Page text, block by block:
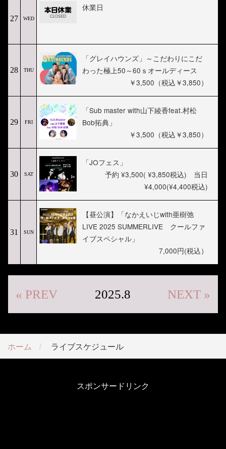
27 WED
休業日
28 THU
「グレイハウンズ」～こだわりにこだ
わった極上50～60ｓオールディース
￥3,500（税込￥3,850）
29 FRI
「Sub master with山下綾香feat.村松
Bob拓典」
￥3,500（税込￥3,850）
30 SAT
「JOフェス」
予約 ¥3,500( ¥3,850税込) 当日
¥4,000(¥4,400税込)
31 SUN
【昼公演】「なかえいじwith亜樹弛
LIVE 2025 SUMMERLIVE クールファ
イブスペシャル」
7,000円(税込）
« PREV 2025.8 NEXT »
ホーム ライブスケジュール
スポンサードリンク